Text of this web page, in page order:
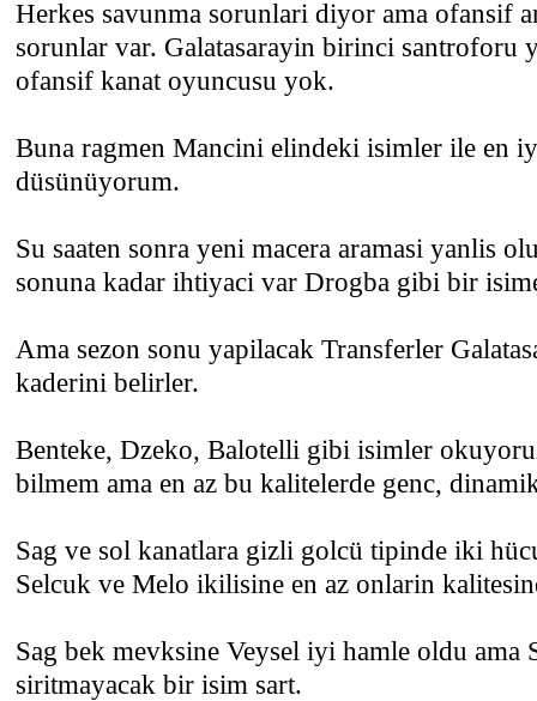
Herkes savunma sorunlari diyor ama ofansif
sorunlar var. Galatasarayin birinci santroforu
ofansif kanat oyuncusu yok.
Buna ragmen Mancini elindeki isimler ile en
düsünüyorum.
Su saaten sonra yeni macera aramasi yanlis
sonuna kadar ihtiyaci var Drogba gibi bir
Ama sezon sonu yapilacak Transferler
kaderini belirler.
Benteke, Dzeko, Balotelli gibi isimler
bilmem ama en az bu kalitelerde genc,
Sag ve sol kanatlara gizli golcü tipinde iki
Selcuk ve Melo ikilisine en az onlarin
Sag bek mevksine Veysel iyi hamle oldu
siritmayacak bir isim sart.